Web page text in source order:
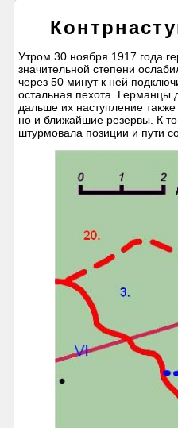
Утром 30 ноября 1917 года
значительной степени
через 50 минут к ней
остальная пехота. Германцы
дальше их наступление
но и ближайшие резервы. К
штурмовала позиции и пути